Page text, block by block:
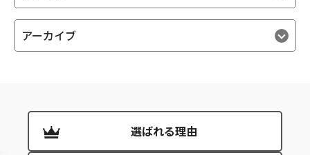
アーカイブ
選ばれる理由